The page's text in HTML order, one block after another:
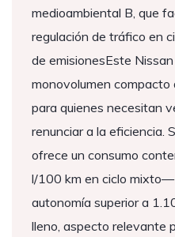
medioambiental B, que
regulación de tráfico en
de emisionesEste
monovolumen
para quienes necesitan
renunciar a la eficiencia.
ofrece un consumo
l/100 km en ciclo mixto—
autonomía superior a
lleno, aspecto relevante